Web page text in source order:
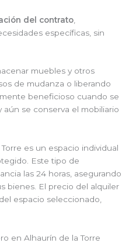
del contrato,
específicas, sin
muebles y otros
de mudanza o liberando
beneficioso cuando se
se conserva el mobiliario
es un espacio individual
Este tipo de
las 24 horas, asegurando
bienes. El precio del alquiler
espacio seleccionado,
en Alhaurín de la Torre